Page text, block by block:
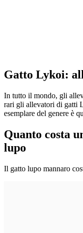
Gatto Lykoi:
In tutto il mondo, gli
rari gli allevatori di gatti
esemplare del genere è
Quanto costa
lupo
Il gatto lupo mannaro